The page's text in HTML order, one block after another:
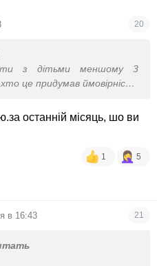
20
з дітьми меншому 3
це придумав ймовірність
останній місяць, шо ви
1 5
в 16:43 21